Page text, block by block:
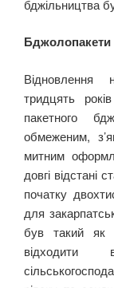
бджільництва
Бджолопакети
Відновлення
тридцять
пакетного
обмеженим,
митним
довгі
початку
для
був такий як
відходити